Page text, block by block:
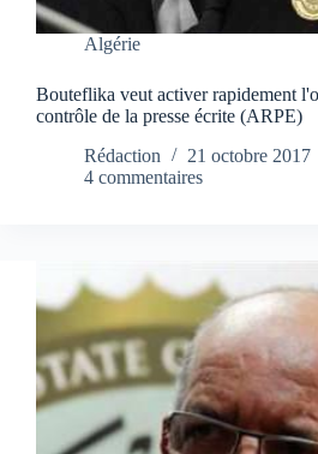
Algérie
Bouteflika veut activer rapidement
contrôle de la presse écrite (ARPE)
Rédaction
21 octobre 2017
4 commentaires